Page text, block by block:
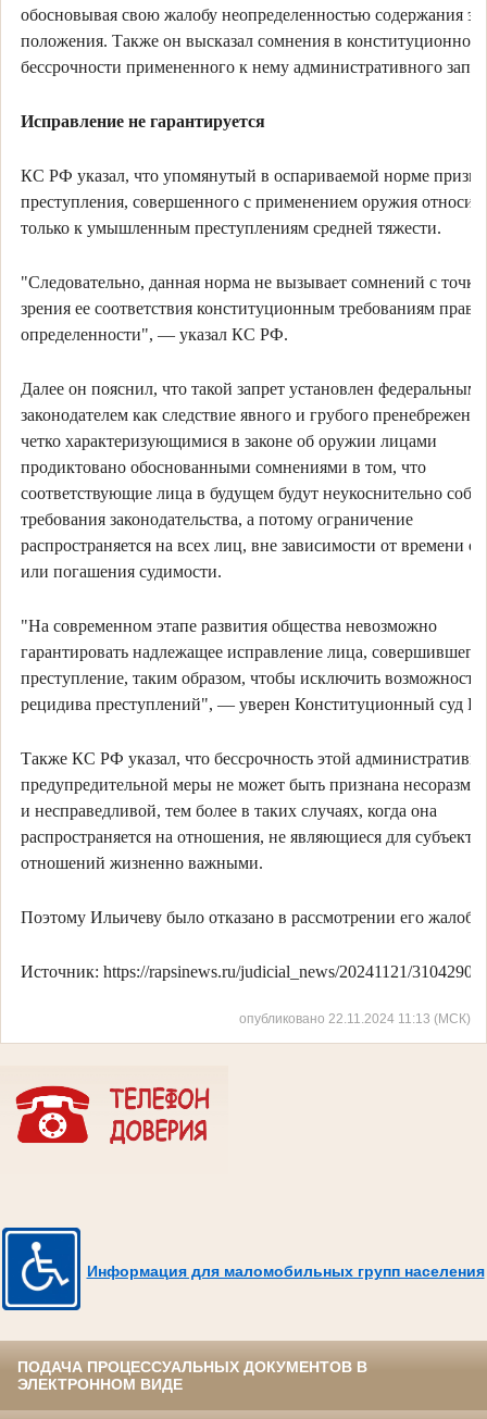
обосновывая свою жалобу неопределенностью содержания
положения. Также он высказал сомнения в
бессрочности примененного к нему административного
Исправление не гарантируется
КС РФ указал, что упомянутый в оспариваемой норме
преступления, совершенного с применением оружия
только к умышленным преступлениям средней тяжести.
"Следовательно, данная норма не вызывает сомнений с точки
зрения ее соответствия конституционным требованиям
определенности", — указал КС РФ.
Далее он пояснил, что такой запрет установлен федеральным
законодателем как следствие явного и грубого пренебрежения
четко характеризующимися в законе об оружии лицами
продиктовано обоснованными сомнениями в том, что
соответствующие лица в будущем будут неукоснительно
требования законодательства, а потому ограничение
распространяется на всех лиц, вне зависимости от времени
или погашения судимости.
"На современном этапе развития общества невозможно
гарантировать надлежащее исправление лица, совершившего
преступление, таким образом, чтобы исключить возможность
рецидива преступлений", — уверен Конституционный суд
Также КС РФ указал, что бессрочность этой
предупредительной меры не может быть признана
и несправедливой, тем более в таких случаях, когда она
распространяется на отношения, не являющиеся для субъекта
отношений жизненно важными.
Поэтому Ильичеву было отказано в рассмотрении его
Источник: https://rapsinews.ru/judicial_news/20241121/
опубликовано 22.11.2024 11:13 (МСК)
Информация для маломобильных групп населения
ПОДАЧА ПРОЦЕССУАЛЬНЫХ ДОКУМЕНТОВ В
ЭЛЕКТРОННОМ ВИДЕ